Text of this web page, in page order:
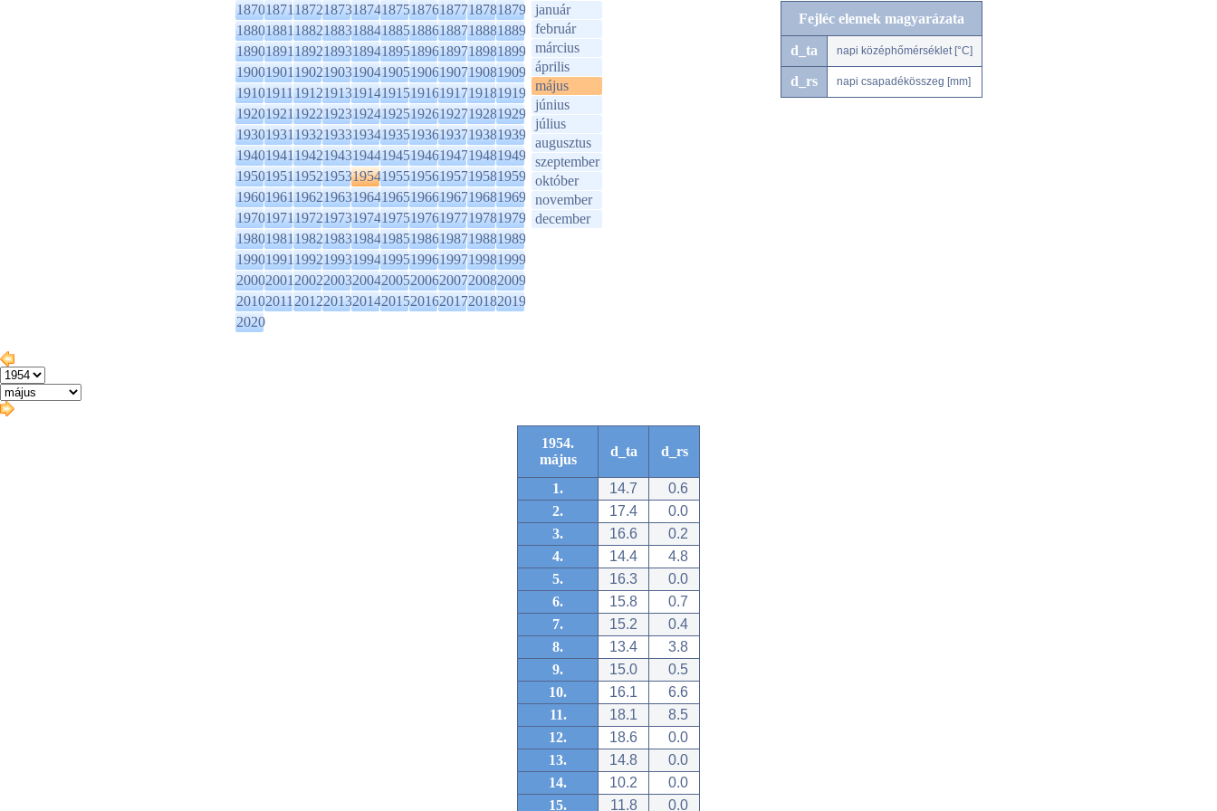
1870187118721873187418751876187718781879
1880188118821883188418851886188718881889
1890189118921893189418951896189718981899
1900190119021903190419051906190719081909
1910191119121913191419151916191719181919
1920192119221923192419251926192719281929
1930193119321933193419351936193719381939
1940194119421943194419451946194719481949
1950195119521953195419551956195719581959
1960196119621963196419651966196719681969
1970197119721973197419751976197719781979
1980198119821983198419851986198719881989
1990199119921993199419951996199719981999
2000200120022003200420052006200720082009
2010201120122013201420152016201720182019
2020
január
február
március
április
május
június
július
augusztus
szeptember
október
november
december
Fejléc elemek magyarázata
d_ta napi középhőmérséklet [°C]
d_rs napi csapadékösszeg [mm]
1954.
május
d_ta d_rs
1. 14.7
0.6
2.
17.4
0.0
3.
16.6
0.2
4.
14.4
4.8
5.
16.3
0.0
6.
15.8
0.7
7.
15.2
0.4
8.
13.4
3.8
9.
15.0
0.5
10.
16.1
6.6
11.
18.1
8.5
12.
18.6
0.0
13.
14.8
0.0
14.
10.2
0.0
15.
11.8 0.0